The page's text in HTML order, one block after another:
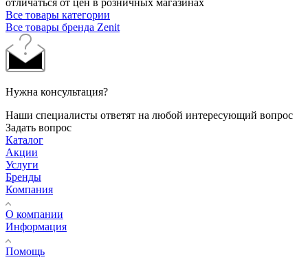
Все товары категории
Все товары бренда Zenit
Нужна консультация?
Наши специалисты ответят на любой интересующий вопрос
Задать вопрос
Каталог
Акции
Услуги
Бренды
Компания
О компании
Информация
Помощь